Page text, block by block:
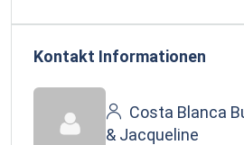
Kontakt Informationen
Costa Blanca
& Jacqueline